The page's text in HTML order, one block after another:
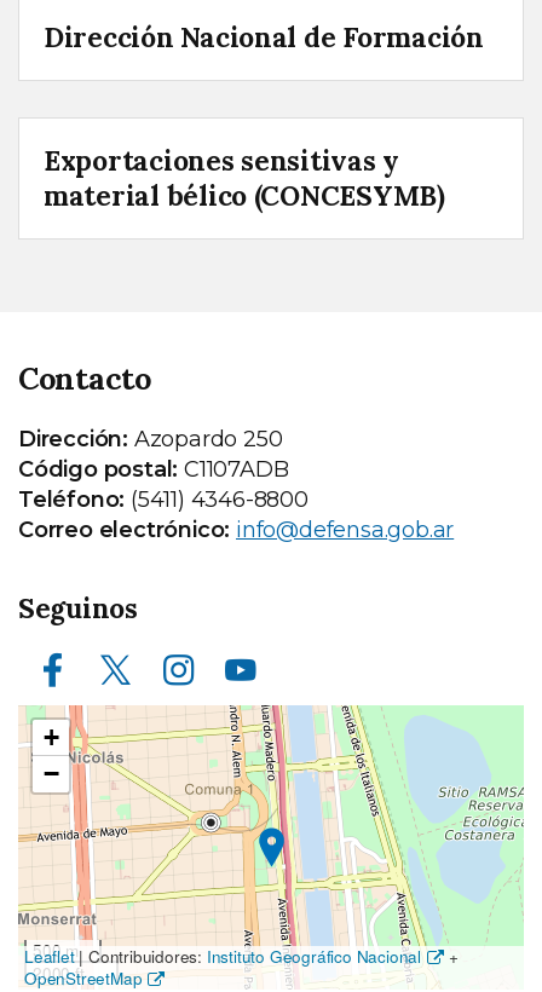
Dirección Nacional de Formación
Exportaciones sensitivas y
material bélico (CONCESYMB)
Contacto
Dirección: Azopardo 250
Código postal: C1107ADB
Teléfono: (5411) 4346-8800
Correo electrónico: info@defensa.gob.ar
Seguinos
Facebook X (ex Twitter) Instagram Youtube
Ubicación
en
el
mapa
+
−
500 m
2000 ft
Leaflet |Contribuidores: Instituto Geográfico Nacional
+
OpenStreetMap